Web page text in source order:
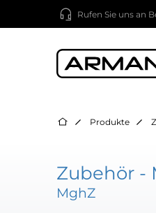
Rufen Sie uns an
Produkte
Zubehör -
MghZ